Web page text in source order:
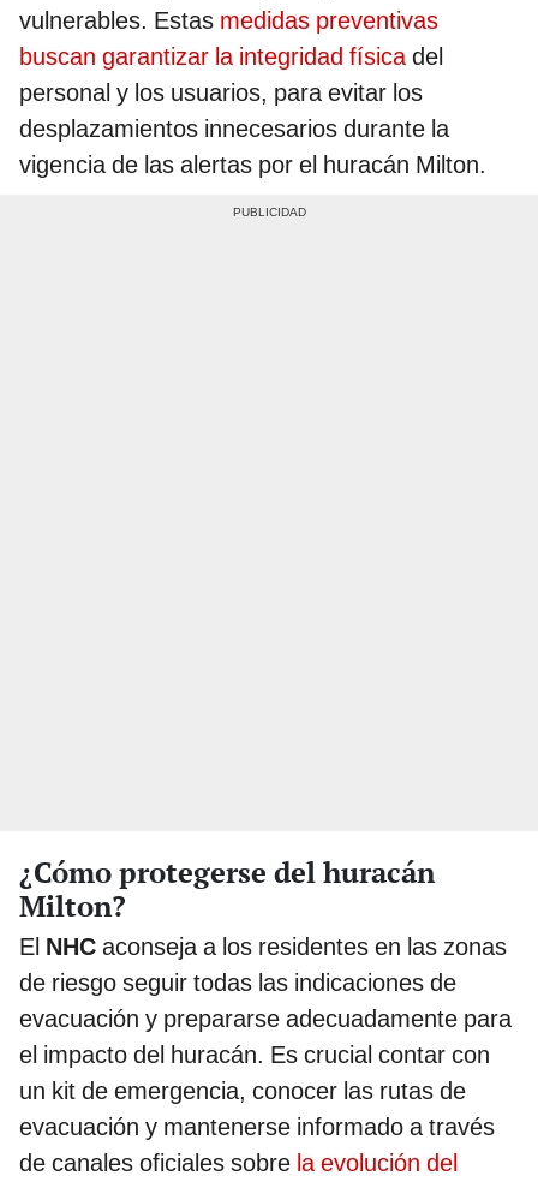
vulnerables. Estas medidas preventivas
buscan garantizar la integridad física del
personal y los usuarios, para evitar los
desplazamientos innecesarios durante la
vigencia de las alertas por el huracán Milton.
¿Cómo protegerse del huracán
Milton?
El NHC aconseja a los residentes en las zonas
de riesgo seguir todas las indicaciones de
evacuación y prepararse adecuadamente para
el impacto del huracán. Es crucial contar con
un kit de emergencia, conocer las rutas de
evacuación y mantenerse informado a través
de canales oficiales sobre la evolución del